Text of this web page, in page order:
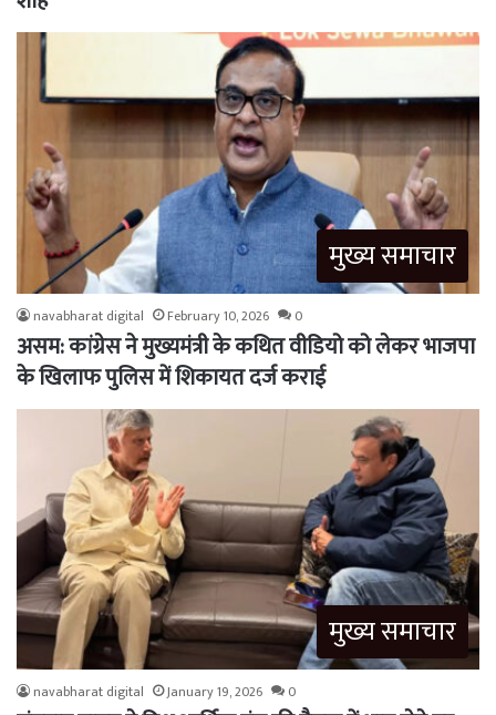
मुख्य समाचार
navabharat digital February 10, 2026 0
असम: कांग्रेस ने मुख्यमंत्री के कथित वीडियो को लेकर भाजपा
के खिलाफ पुलिस में शिकायत दर्ज कराई
मुख्य समाचार
navabharat digital January 19, 2026 0